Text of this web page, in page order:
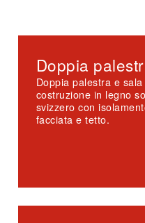
Doppia
Doppia palestra e
costruzione in legno
svizzero con
facciata e tetto.